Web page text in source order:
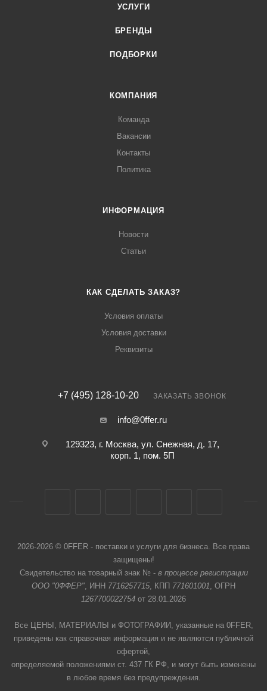
УСЛУГИ
БРЕНДЫ
ПОДБОРКИ
КОМПАНИЯ
Команда
Вакансии
Контакты
Политика
ИНФОРМАЦИЯ
Новости
Статьи
КАК СДЕЛАТЬ ЗАКАЗ?
Условия оплаты
Условия доставки
Реквизиты
+7 (495) 128-10-20 ЗАКАЗАТЬ ЗВОНОК
info@0ffer.ru
129323, г. Москва, ул. Снежная, д. 17,
корп. 1, пом. 5П
2026-2026 © 0FFER - поставки и услуги для бизнеса. Все права
защищены!
Свидетельство на товарный знак № - в процессе регистрации
ООО "0ФФЕР", ИНН 7716257715, КПП 771601001, ОГРН
1267700022754 от 28.01.2026
Все ЦЕНЫ, МАТЕРИАЛЫ и ФОТОГРАФИИ, указанные на 0FFER,
приведены как справочная информация и не являются публичной
офертой,
определяемой положениями ст. 437 ГК РФ, и могут быть изменены
в любое время без предупреждения.